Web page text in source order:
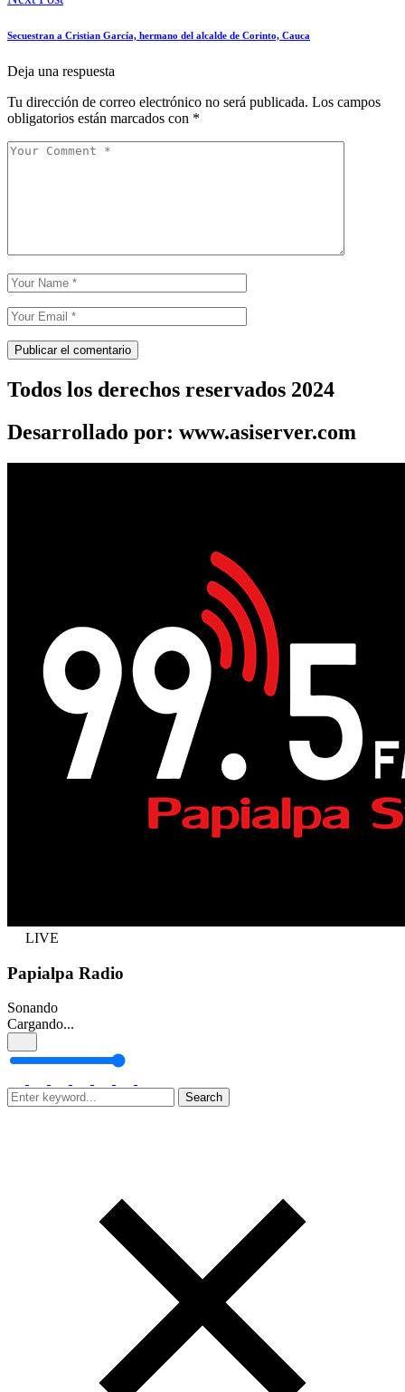
Secuestran a Cristian García, hermano del alcalde de Corinto, Cauca
Deja una respuesta
Tu dirección de correo electrónico no será publicada. Los campos
obligatorios están marcados con *
Todos los derechos reservados 2024
Desarrollado por: www.asiserver.com
LIVE
Papialpa Radio
Sonando
Cargando...
Search